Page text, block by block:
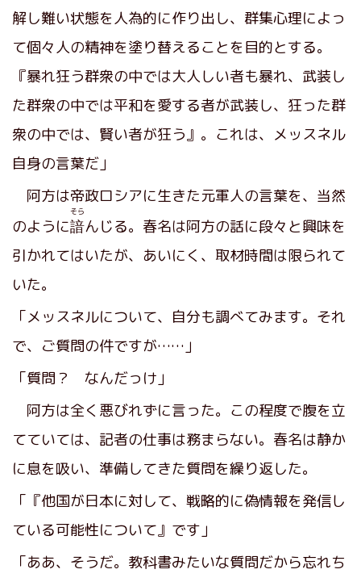
解し難い状態を人為的に作り出し、群集心理によっ
て個々人の精神を塗り替えることを目的とする。
『暴れ狂う群衆の中では大人しい者も暴れ、武装し
た群衆の中では平和を愛する者が武装し、狂った群
衆の中では、賢い者が狂う』。これは、メッスネル
自身の言葉だ」
阿方は帝政ロシアに生きた元軍人の言葉を、当然
のように諳
そら
んじる。春名は阿方の話に段々と興味を
引かれてはいたが、あいにく、取材時間は限られて
いた。
「メッスネルについて、自分も調べてみます。それ
で、ご質問の件ですが……」
「質問？ なんだっけ」
阿方は全く悪びれずに言った。この程度で腹を立
てていては、記者の仕事は務まらない。春名は静か
に息を吸い、準備してきた質問を繰り返した。
「『他国が日本に対して、戦略的に偽情報を発信し
ている可能性について』です」
「ああ、そうだ。教科書みたいな質問だから忘れち